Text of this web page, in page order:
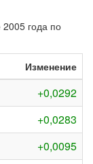
года по
Изменение
+0,0292
+0,0283
+0,0095